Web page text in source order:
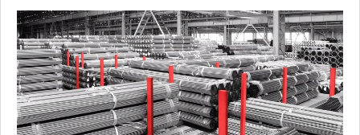
ALTE SPORTURI
ETICA LUCIDITĂȚII ASISTATE
JURNAL DE CAMPANIE
ZÂMBETE AMARE
GRĂDINA TAICII DOMNULUI
TIMP LIBER
ULTRAMARIN VA RECOMANDA
CULTURA
CRONICĂ DE FILM
ECONOMIC
AFACERI
SĂNĂTATE
MAI MULTE
ACCIDENTE